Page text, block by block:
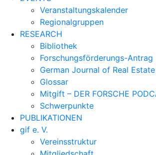
Veranstaltungskalender
Regionalgruppen
RESEARCH
Bibliothek
Forschungsförderungs-Antrag
German Journal of Real
Glossar
Mitgift – DER FORSCHE
Schwerpunkte
PUBLIKATIONEN
gif e. V.
Vereinsstruktur